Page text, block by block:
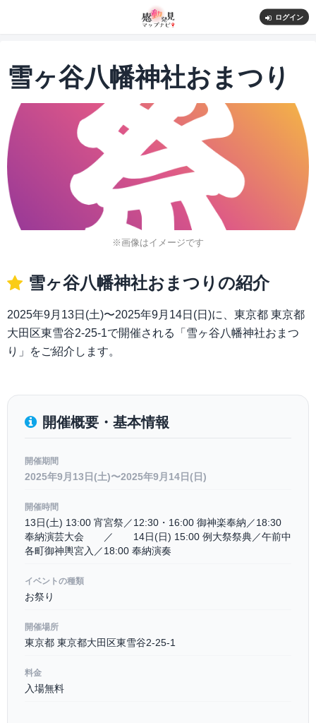
ログイン
雪ヶ谷八幡神社おまつり
※画像はイメージです
雪ヶ谷八幡神社おまつりの紹介
2025年9月13日(土)〜2025年9月14日(日)に、東京都 東京都
大田区東雪谷2-25-1で開催される「雪ヶ谷八幡神社おまつ
り」をご紹介します。
開催概要・基本情報
開催期間
2025年9月13日(土)〜2025年9月14日(日)
開催時間
13日(土) 13:00 宵宮祭／12:30・16:00 御神楽奉納／18:30
奉納演芸大会 ／ 14日(日) 15:00 例大祭祭典／午前中
各町御神輿宮入／18:00 奉納演奏
イベントの種類
お祭り
開催場所
東京都 東京都大田区東雪谷2-25-1
料金
入場無料